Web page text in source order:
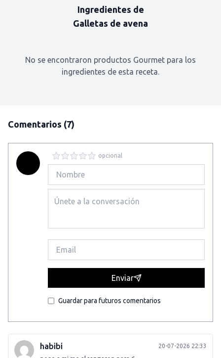
Ingredientes de
Galletas de avena
No se encontraron productos Gourmet para los
ingredientes de esta receta.
Comentarios (7)
opcional
Enviar
Guardar para futuros comentarios
habibi 20-07-2026 22:33